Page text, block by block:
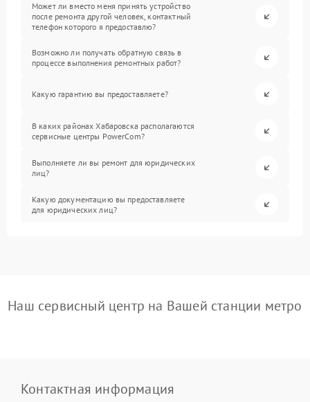
Может ли вместо меня принять устройство
после ремонта другой человек, контактный
телефон которого я предоставлю?
Возможно ли получать обратную связь в
процессе выполнения ремонтных работ?
Какую гарантию вы предоставляете?
В каких районах Хабаровска располагаются
сервисные центры PowerCom?
Выполняете ли вы ремонт для юридических
лиц?
Какую документацию вы предоставляете
для юридических лиц?
Наш сервисный центр на Вашей станции метро
Контактная информация